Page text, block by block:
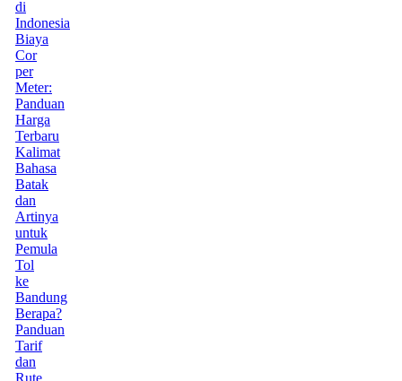
di
Indonesia
Biaya
Cor
per
Meter:
Panduan
Harga
Terbaru
Kalimat
Bahasa
Batak
dan
Artinya
untuk
Pemula
Tol
ke
Bandung
Berapa?
Panduan
Tarif
dan